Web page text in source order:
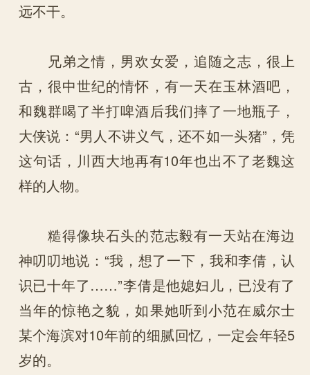
远不干。
兄弟之情，男欢女爱，追随之志，很上
古，很中世纪的情怀，有一天在玉林酒吧，
和魏群喝了半打啤酒后我们摔了一地瓶子，
大侠说：“男人不讲义气，还不如一头猪”，凭
这句话，川西大地再有10年也出不了老魏这
样的人物。
糙得像块石头的范志毅有一天站在海边
神叨叨地说：“我，想了一下，我和李倩，认
识已十年了……”李倩是他媳妇儿，已没有了
当年的惊艳之貌，如果她听到小范在威尔士
某个海滨对10年前的细腻回忆，一定会年轻5
岁的。